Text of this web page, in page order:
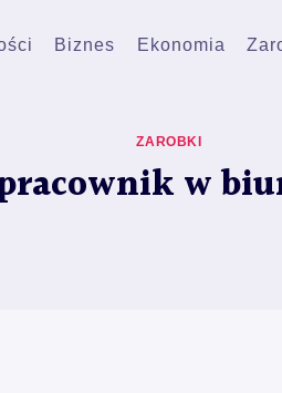
Biznes Ekonomia
ZAROBKI
w